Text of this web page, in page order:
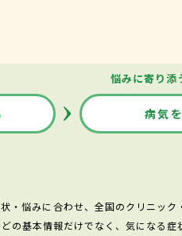
悩みに寄り添
病気
・悩みに合わせ、全国のクリニッ
の基本情報だけでなく、気になる